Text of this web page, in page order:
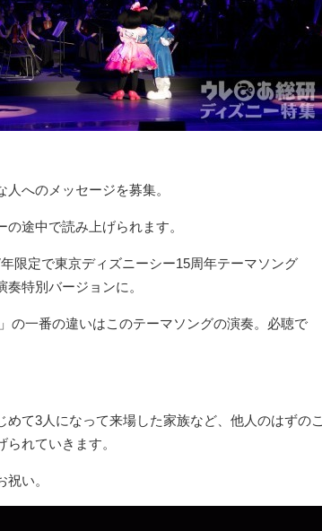
へのメッセージを募集。
途中で読み上げられます。
限定で東京ディズニーシー15周年テーマソング
奏特別バージョンに。
の一番の違いはこのテーマソングの演奏。必聴で
て3人になって来場した家族など、他人のはずのこ
れていきます。
い。